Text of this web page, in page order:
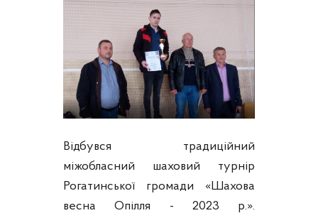
Відбувся традиційний
міжобласний шаховий турнір
Рогатинської громади «Шахова
весна Опілля - 2023 р.».